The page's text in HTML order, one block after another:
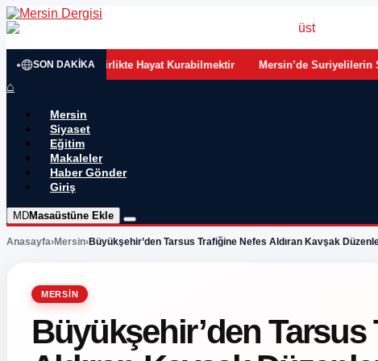
SON DAKIKA
•Mersin’de Suriyelilerin Son Durumu: Sayı Azalıyor, Göçün
⌂
Mersin
Siyaset
Eğitim
Makaleler
Haber Gönder
Giriş
MDMasaüstüne Ekle
Anasayfa›Mersin›Büyükşehir’den Tarsus Trafiğine Nefes Aldıran Kavşak
MERSIN
Büyükşehir’den Tarsus